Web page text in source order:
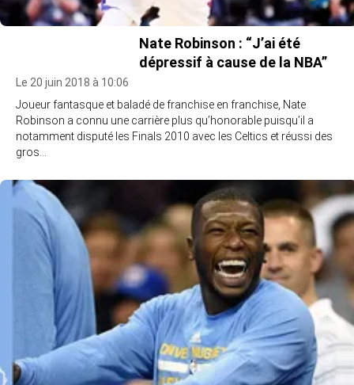
Nate Robinson : “J’ai été
dépressif à cause de la NBA”
Le 20 juin 2018 à 10:06
Joueur fantasque et baladé de franchise en franchise, Nate
Robinson a connu une carrière plus qu’honorable puisqu’il a
notamment disputé les Finals 2010 avec les Celtics et réussi des
gros…